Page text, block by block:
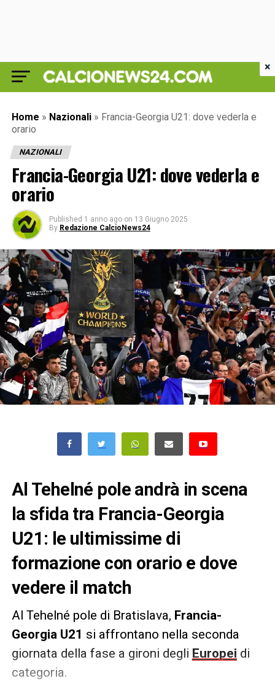
Home » Nazionali » Francia-Georgia U21: dove vederla e
orario
NAZIONALI
Francia-Georgia U21: dove vederla e
orario
Published 1 anno ago on 13 Giugno 2025
By Redazione CalcioNews24
Al Tehelné pole andrà in scena
la sfida tra Francia-Georgia
U21: le ultimissime di
formazione con orario e dove
vedere il match
Al Tehelné pole di Bratislava, Francia-
Georgia U21 si affrontano nella seconda
giornata della fase a gironi degli Europei di
categoria.
×